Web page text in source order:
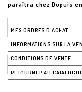
paraîtra chez Dupuis
MES ORDRES D'ACHAT
INFORMATIONS SUR LA
CONDITIONS DE VENTE
RETOURNER AU CATALOGUE